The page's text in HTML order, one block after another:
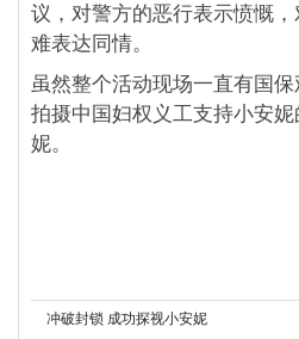
议，对警方的恶行表示愤慨
难表达同情。
虽然整个活动现场一直有国
拍摄中国妇权义工支持小安
妮。
冲破封锁 成功探视小安妮